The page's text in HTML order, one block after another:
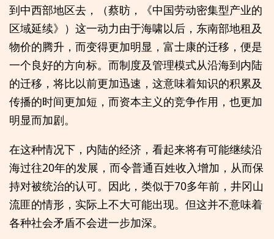
到中西部地区去，（蔡昉，《中国劳动密集型产业的
区域延续》）这一动力由于海啸以后，东南部地租及
物价的腾升，而变得更加明显，富士康的迁移，便是
一个良好的方向标。而制度及管理模式从沿海到内陆
的迁移，将比以前更加迅速，这意味着知识的积累及
传播的时间更加短，而资本主义的竞争作用，也更加
明显而加剧。
在这种情况下，内陆的经济，看起来将有可能继续沿
海过往20年的发展，而令普通百姓收入增加，从而保
持对被统治的认可。因此，类似于70多年前，井冈山
流匪的情形，实际上不大可能出现。但这并不意味着
各种社会矛盾不会进一步加深。